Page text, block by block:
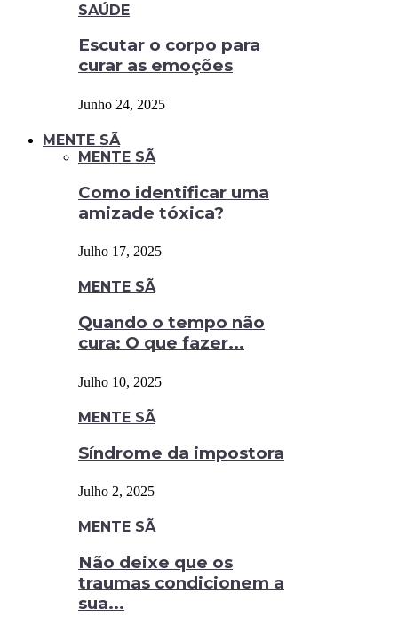
SAÚDE
Escutar o corpo para
curar as emoções
Junho 24, 2025
MENTE SÃ
MENTE SÃ
Como identificar uma
amizade tóxica?
Julho 17, 2025
MENTE SÃ
Quando o tempo não
cura: O que fazer...
Julho 10, 2025
MENTE SÃ
Síndrome da impostora
Julho 2, 2025
MENTE SÃ
Não deixe que os
traumas condicionem a
sua...